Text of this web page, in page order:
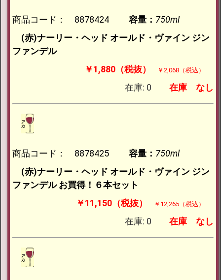
商品コード： 8878424 容量： 750ml
(赤)ナーリー・ヘッド オールド・ヴァイン ジン
ファンデル
￥1,880（税抜）
￥2,068（税込）
在庫: 0 在庫 なし
商品コード： 8878425 容量： 750ml
(赤)ナーリー・ヘッド オールド・ヴァイン ジン
ファンデル お買得！６本セット
￥11,150（税抜）
￥12,265（税込）
在庫: 0 在庫 なし